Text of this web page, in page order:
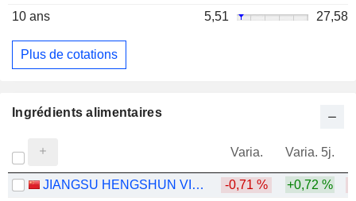
10 ans
5,51 27,58
Plus de cotations
Ingrédients alimentaires
Varia. Varia. 5j.
JIANGSU HENGSHUN VINEGAR-INDUSTRY CO.,LTD -0,71 % +0,72 %